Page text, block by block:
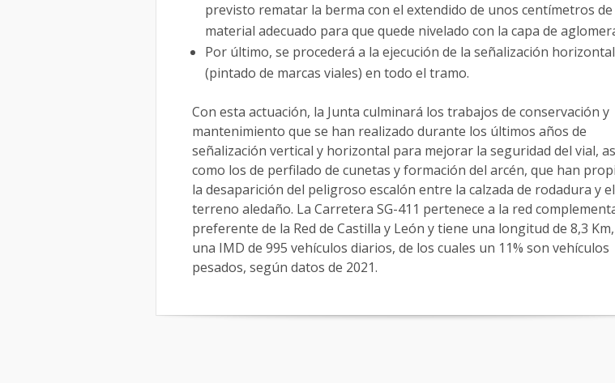
previsto rematar la berma con el extendido de unos centímetros de
material adecuado para que quede nivelado con la capa de
Por último, se procederá a la ejecución de la señalización horizontal
(pintado de marcas viales) en todo el tramo.
Con esta actuación, la Junta culminará los trabajos de conservación y
mantenimiento que se han realizado durante los últimos años de
señalización vertical y horizontal para mejorar la seguridad del vial,
como los de perfilado de cunetas y formación del arcén, que han
la desaparición del peligroso escalón entre la calzada de rodadura y el
terreno aledaño. La Carretera SG-411 pertenece a la red
preferente de la Red de Castilla y León y tiene una longitud de 8,3
una IMD de 995 vehículos diarios, de los cuales un 11% son vehículos
pesados, según datos de 2021.